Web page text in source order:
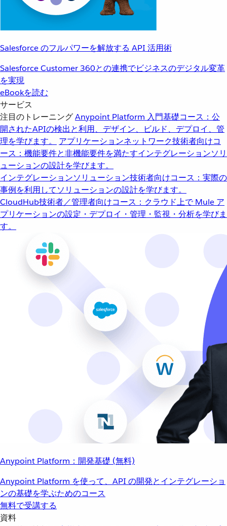
Salesforce のフルパワーを解放する API 活用術
Salesforce Customer 360との連携でビジネスのデジタル変革
を実現
eBookを読む
サービス
注目のトレーニングAnypoint Platform 入門基礎コース：公
開されたAPIの検出と利用、デザイン、ビルド、デプロイ、管
理を学びます。
アプリケーションネットワーク技術者向けコ
ース：機能要件と非機能要件を満たすインテグレーションソリ
ューションの設計を学びます。
インテグレーションソリューション技術者向けコース：実際の
事例を利用してソリューションの設計を学びます。
CloudHub技術者／管理者向けコース：クラウド上で Mule ア
プリケーションの設定・デプロイ・管理・監視・分析を学びま
す。
Anypoint Platform：開発基礎 (無料)
Anypoint Platform を使って、API の開発とインテグレーショ
ンの基礎を学ぶためのコース
無料で受講する
資料